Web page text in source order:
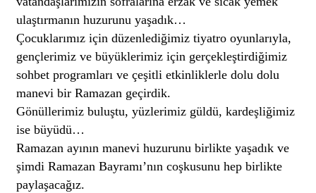
ulaştırmanın huzurunu yaşadık…
Çocuklarımız için düzenlediğimiz tiyatro oyunlarıyla,
gençlerimiz ve büyüklerimiz için gerçekleştirdiğimiz
sohbet programları ve çeşitli etkinliklerle dolu dolu
manevi bir Ramazan geçirdik.
Gönüllerimiz buluştu, yüzlerimiz güldü, kardeşliğimiz
ise büyüdü…
Ramazan ayının manevi huzurunu birlikte yaşadık ve
şimdi Ramazan Bayramı’nın coşkusunu hep birlikte
paylaşacağız.